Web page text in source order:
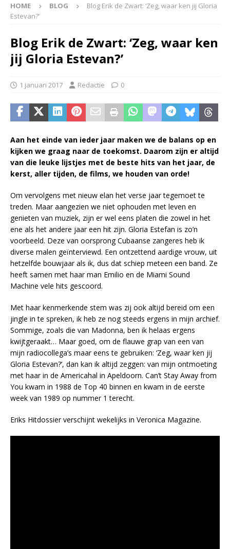
HOME BLOG
Blog Erik de Zwart: ‘Zeg, waar ken jij Gloria
Estevan?’
Blog Erik de Zwart: ‘Zeg, waar ken
jij Gloria Estevan?’
1 januari 2017 Redactie 0
Aan het einde van ieder jaar maken we de balans op en
kijken we graag naar de toekomst. Daarom zijn er altijd
van die leuke lijstjes met de beste hits van het jaar, de
kerst, aller tijden, de films, we houden van orde!
Om vervolgens met nieuw elan het verse jaar tegemoet te
treden. Maar aangezien we niet ophouden met leven en
genieten van muziek, zijn er wel eens platen die zowel in het
ene als het andere jaar een hit zijn. Gloria Estefan is zo’n
voorbeeld. Deze van oorsprong Cubaanse zangeres heb ik
diverse malen geïnterviewd. Een ontzettend aardige vrouw, uit
hetzelfde bouwjaar als ik, dus dat schiep meteen een band. Ze
heeft samen met haar man Emilio en de Miami Sound
Machine vele hits gescoord.
Met haar kenmerkende stem was zij ook altijd bereid om een
jingle in te spreken, ik heb ze nog steeds ergens in mijn archief.
Sommige, zoals die van Madonna, ben ik helaas ergens
kwijtgeraakt… Maar goed, om de flauwe grap van een van
mijn radiocollega’s maar eens te gebruiken: ‘Zeg, waar ken jij
Gloria Estevan?’, dan kan ik altijd zeggen: van mijn ontmoeting
met haar in de Americahal in Apeldoorn. Can’t Stay Away from
You kwam in 1988 de Top 40 binnen en kwam in de eerste
week van 1989 op nummer 1 terecht.
Eriks Hitdossier verschijnt wekelijks in Veronica Magazine.